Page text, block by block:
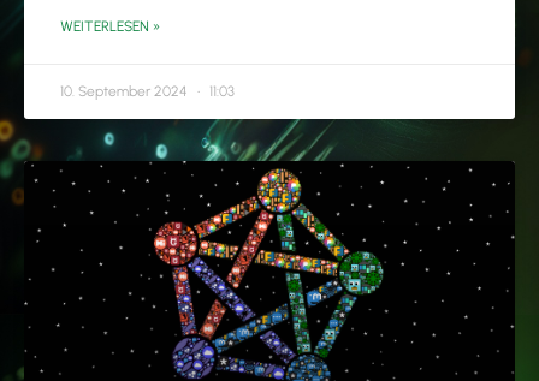
WEITERLESEN »
10. September 2024 11:03